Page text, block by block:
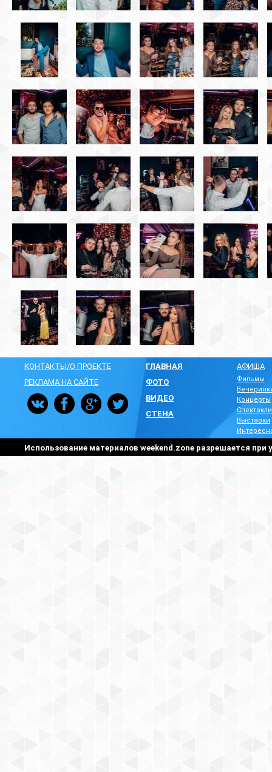
КОНТАКТЫ/О ПРОЕКТЕ
РЕКЛАМА НА САЙТЕ
ГЛАВНАЯ
ФОТО
ВИДЕО
СТЕНА
АФИША
Фильмы
Концерты
Спектакли
Выставки
Использование материалов weekend.zone разрешается